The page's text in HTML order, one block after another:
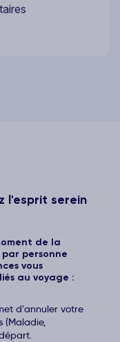
l'esprit serein
de la
personne
vous
au voyage :
d’annuler votre
(Maladie,